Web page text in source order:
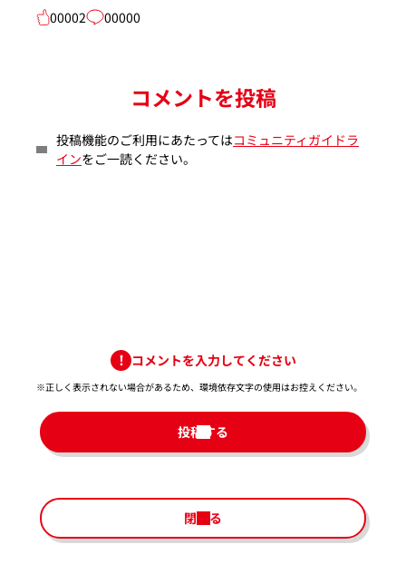
00002
00000
コメントを投稿
投稿機能のご利用にあたってはコミュニティガイドラ
インをご一読ください。
コメントを入力してください
※正しく表示されない場合があるため、環境依存文字の使用はお控えください。​
投稿する
閉じる